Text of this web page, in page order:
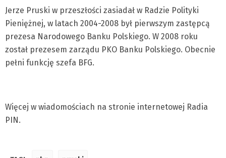
Jerze Pruski w przeszłości zasiadał w Radzie Polityki
Pieniężnej, w latach 2004-2008 był pierwszym zastępcą
prezesa Narodowego Banku Polskiego. W 2008 roku
został prezesem zarządu PKO Banku Polskiego. Obecnie
pełni funkcję szefa BFG.
Więcej w wiadomościach na stronie internetowej Radia
PIN.